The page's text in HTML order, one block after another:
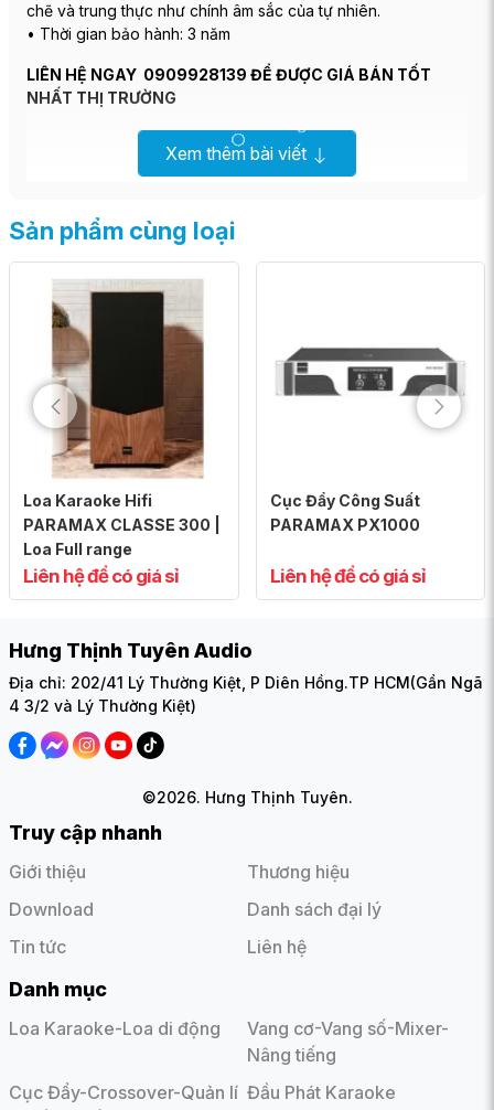
chẽ và trung thực như chính âm sắc của tự nhiên.
• Thời gian bảo hành: 3 năm
LIÊN HỆ NGAY 0909928139 ĐỂ ĐƯỢC GIÁ BÁN TỐT
NHẤT THỊ TRƯỜNG
Xem thêm bài viết
Sản phẩm cùng loại
Loa Karaoke Hifi
PARAMAX CLASSE 300 |
Loa Full range
Liên hệ để có giá sỉ
Cục Đẩy Công Suất
PARAMAX PX1000
Liên hệ để có giá sỉ
Hưng Thịnh Tuyên Audio
Địa chỉ: 202/41 Lý Thường Kiệt, P Diên Hồng.TP HCM(Gần Ngã
4 3/2 và Lý Thường Kiệt)
©2026. Hưng Thịnh Tuyên.
Truy cập nhanh
Giới thiệu
Thương hiệu
Download
Danh sách đại lý
Tin tức
Liên hệ
Danh mục
Loa Karaoke-Loa di động
Vang cơ-Vang số-Mixer-
Nâng tiếng
Cục Đẩy-Crossover-Quản lí Đầu Phát Karaoke